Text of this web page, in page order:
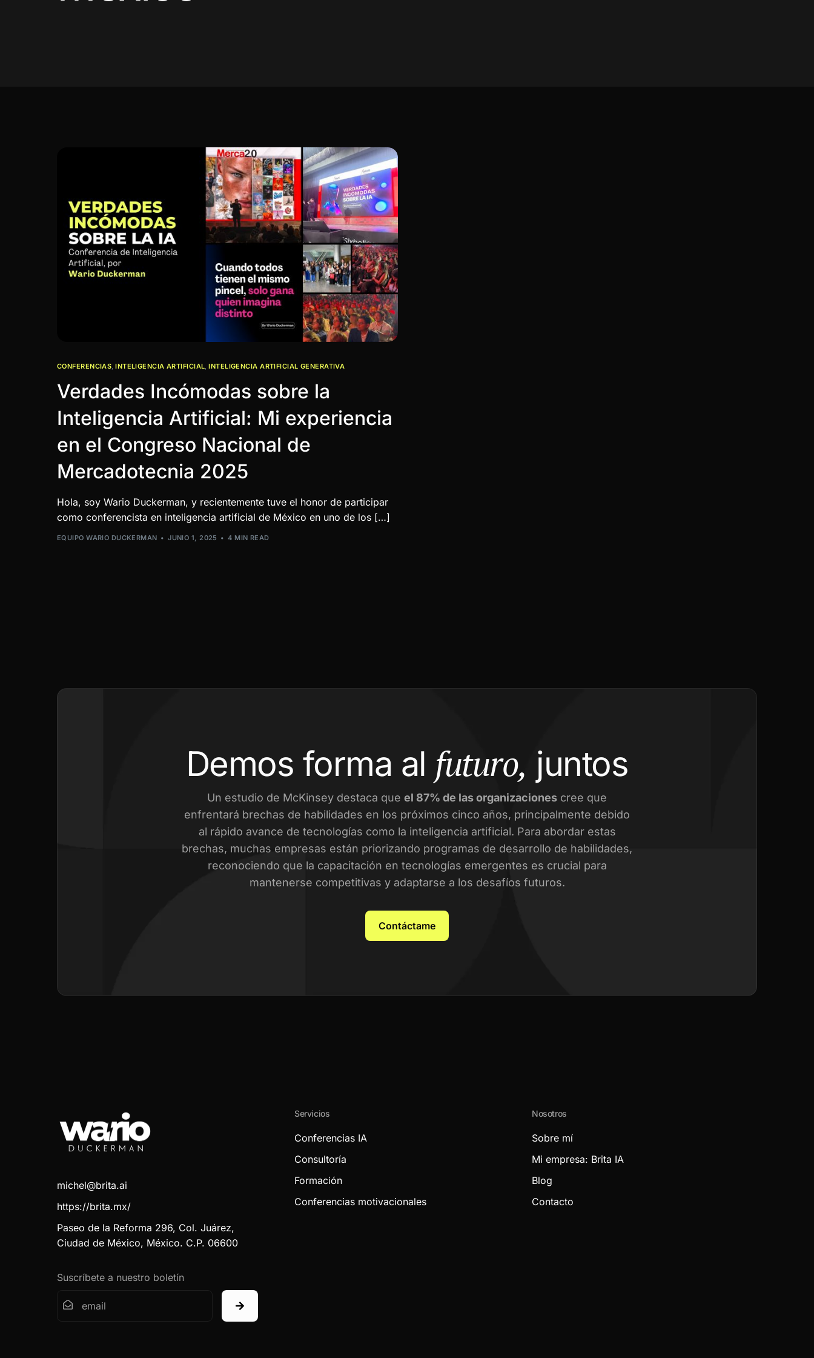
CONFERENCIAS ,INTELIGENCIA ARTIFICIAL ,INTELIGENCIA ARTIFICIAL GENERATIVA
Verdades Incómodas sobre la
Inteligencia Artificial: Mi experiencia
en el Congreso Nacional de
Mercadotecnia 2025
Hola, soy Wario Duckerman, y recientemente tuve el honor de participar
como conferencista en inteligencia artificial de México en uno de los […]
EQUIPO WARIO DUCKERMAN JUNIO 1, 2025 4 MIN READ
Demos forma al futuro, juntos
Un estudio de McKinsey destaca que el 87% de las organizaciones cree que
enfrentará brechas de habilidades en los próximos cinco años, principalmente debido
al rápido avance de tecnologías como la inteligencia artificial. Para abordar estas
brechas, muchas empresas están priorizando programas de desarrollo de habilidades,
reconociendo que la capacitación en tecnologías emergentes es crucial para
mantenerse competitivas y adaptarse a los desafíos futuros.
Contáctame
michel@brita.ai
https://brita.mx/
Paseo de la Reforma 296, Col. Juárez,
Ciudad de México, México. C.P. 06600
Suscríbete a nuestro boletín
Servicios
Conferencias IA
Consultoría
Formación
Conferencias motivacionales
Nosotros
Sobre mí
Mi empresa: Brita IA
Blog
Contacto